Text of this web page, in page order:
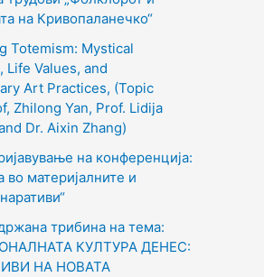
на Кривопаланечко“
Totemism: Mystical
Life Values, and
Art Practices, (Topic
Zhilong Yan, Prof. Lidija
Dr. Aixin Zhang)
на конференција:
во материјалните и
трибина на тема:
КУЛТУРА ДЕНЕС:
НА НОВАТА